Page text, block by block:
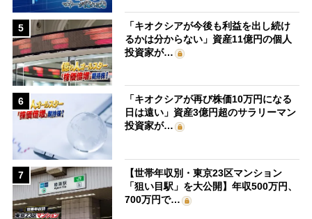
5
「キオクシアが今後も利益を出し続け
るかは分からない」資産11億円の個人
投資家が…
6
「キオクシアが再び株価10万円になる
日は遠い」資産3億円超のサラリーマン
投資家が…
7
【世帯年収別・東京23区マンション
「狙い目駅」を大公開】年収500万円、
700万円で…